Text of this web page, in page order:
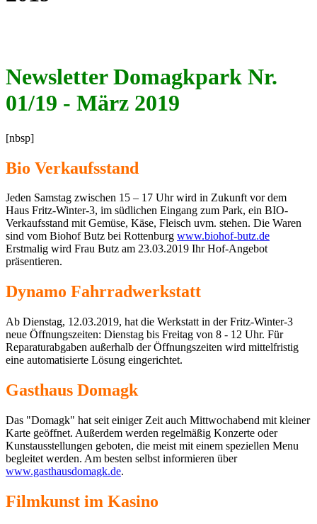
Newsletter Domagkpark Nr.
01/19 - März 2019
[nbsp]
Bio Verkaufsstand
Jeden Samstag zwischen 15 – 17 Uhr wird in Zukunft vor dem
Haus Fritz-Winter-3, im südlichen Eingang zum Park, ein BIO-
Verkaufsstand mit Gemüse, Käse, Fleisch uvm. stehen. Die Waren
sind vom Biohof Butz bei Rottenburg www.biohof-butz.de
Erstmalig wird Frau Butz am 23.03.2019 Ihr Hof-Angebot
präsentieren.
Dynamo Fahrradwerkstatt
Ab Dienstag, 12.03.2019, hat die Werkstatt in der Fritz-Winter-3
neue Öffnungszeiten: Dienstag bis Freitag von 8 - 12 Uhr. Für
Reparaturabgaben außerhalb der Öffnungszeiten wird mittelfristig
eine automatisierte Lösung eingerichtet.
Gasthaus Domagk
Das "Domagk" hat seit einiger Zeit auch Mittwochabend mit kleiner
Karte geöffnet. Außerdem werden regelmäßig Konzerte oder
Kunstausstellungen geboten, die meist mit einem speziellen Menu
begleitet werden. Am besten selbst informieren über
www.gasthausdomagk.de.
Filmkunst im Kasino